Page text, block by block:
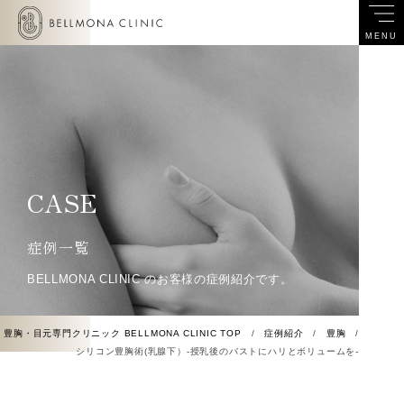
MENU
CASE
症例一覧
BELLMONA CLINIC のお客様の症例紹介です。
豊胸・目元専門クリニック BELLMONA CLINIC TOP /症例紹介 / 豊胸 /
シリコン豊胸術(乳腺下）-授乳後のバストにハリとボリュームを-